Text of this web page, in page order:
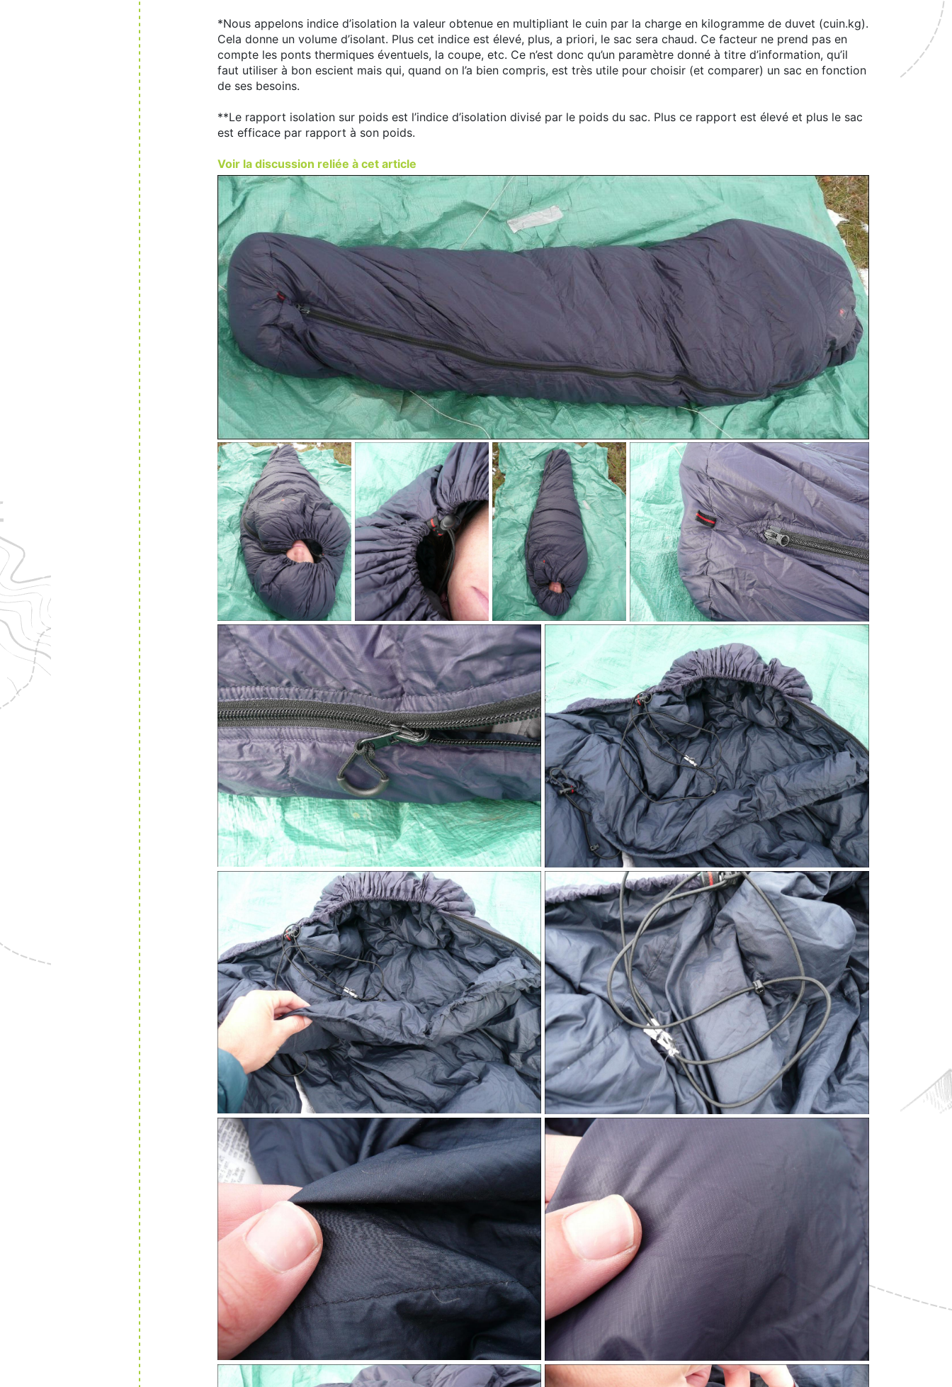
*Nous appelons indice d’isolation la valeur obtenue en multipliant le cuin par la charge en kilogramme de duvet (cuin.kg).
Cela donne un volume d’isolant. Plus cet indice est élevé, plus, a priori, le sac sera chaud. Ce facteur ne prend pas en
compte les ponts thermiques éventuels, la coupe, etc. Ce n’est donc qu’un paramètre donné à titre d’information, qu’il
faut utiliser à bon escient mais qui, quand on l’a bien compris, est très utile pour choisir (et comparer) un sac en fonction
de ses besoins.
**Le rapport isolation sur poids est l’indice d’isolation divisé par le poids du sac. Plus ce rapport est élevé et plus le sac
est efficace par rapport à son poids.
Voir la discussion reliée à cet article